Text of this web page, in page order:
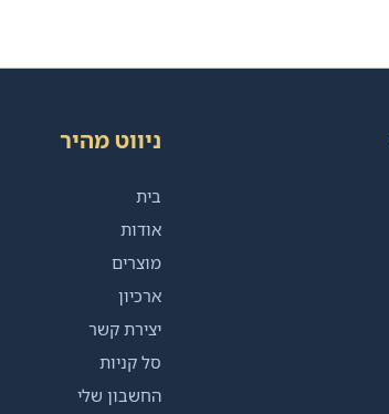
ניווט מהיר
בית
אודות
מוצרים
ארכיון
יצירת קשר
סל קניות
החשבון שלי